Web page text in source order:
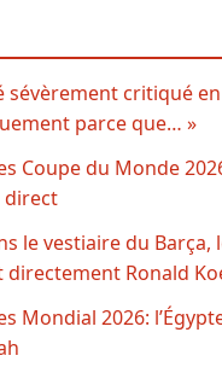
sévèrement critiqué
parce que… »
Coupe du Monde
direct
le vestiaire du Barça,
Ronald
Mondial 2026: